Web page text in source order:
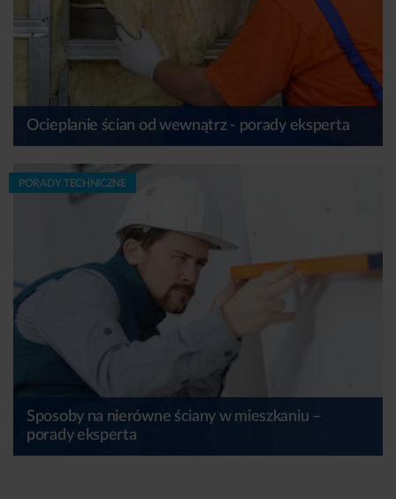
Ocieplanie ścian od wewnątrz - porady eksperta
PORADY TECHNICZNE
Sposoby na nierówne ściany w mieszkaniu –
porady eksperta